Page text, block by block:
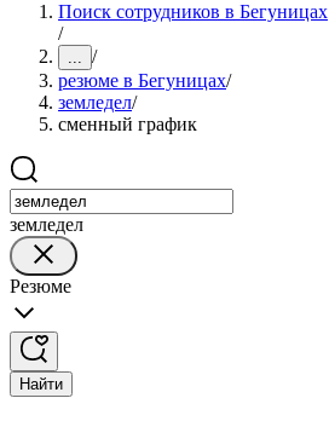
Поиск сотрудников в Бегуницах
/
... /
резюме в Бегуницах/
земледел/
сменный график
земледел
Резюме
Найти